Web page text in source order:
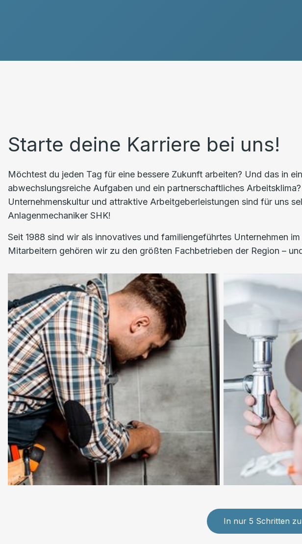
Starte deine Karriere bei uns!
Möchtest du jeden Tag für eine bessere Zukunft arbeiten? Und das in
abwechslungsreiche Aufgaben und ein partnerschaftliches
Unternehmenskultur und attraktive Arbeitgeberleistungen sind für uns
Anlagenmechaniker SHK!
Seit 1988 sind wir als innovatives und familiengeführtes Unternehmen
Mitarbeitern gehören wir zu den größten Fachbetrieben der Region –
In nur 5 Schritten